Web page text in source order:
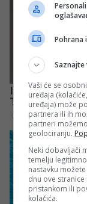
Pohrana
Saznajte
Vaši će se
uređaja
uređaja) može
partnera ili ih
partneri
geolociranju.
Neki dobavljači
temelju
nastavku
dnu ove
pristankom ili
kolačića.